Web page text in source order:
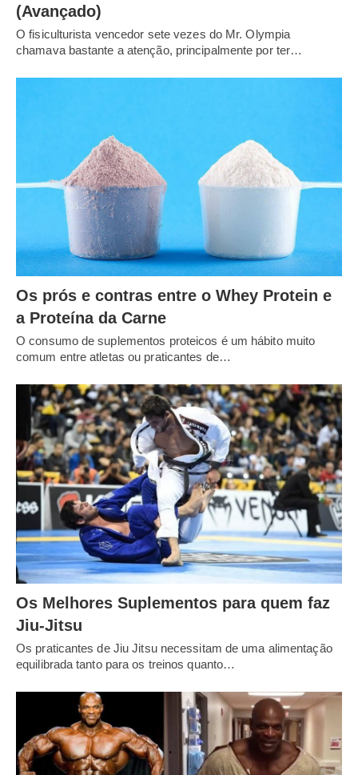
(Avançado)
O fisiculturista vencedor sete vezes do Mr. Olympia
chamava bastante a atenção, principalmente por ter…
Os prós e contras entre o Whey Protein e
a Proteína da Carne
O consumo de suplementos proteicos é um hábito muito
comum entre atletas ou praticantes de…
Os Melhores Suplementos para quem faz
Jiu-Jitsu
Os praticantes de Jiu Jitsu necessitam de uma alimentação
equilibrada tanto para os treinos quanto…